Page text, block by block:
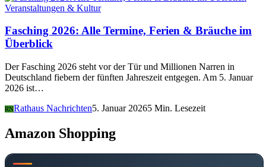
Veranstaltungen & Kultur
Fasching 2026: Alle Termine, Ferien & Bräuche im
Überblick
Der Fasching 2026 steht vor der Tür und Millionen Narren in
Deutschland fiebern der fünften Jahreszeit entgegen. Am 5. Januar
2026 ist…
RNRathaus Nachrichten5. Januar 20265 Min. Lesezeit
Amazon Shopping